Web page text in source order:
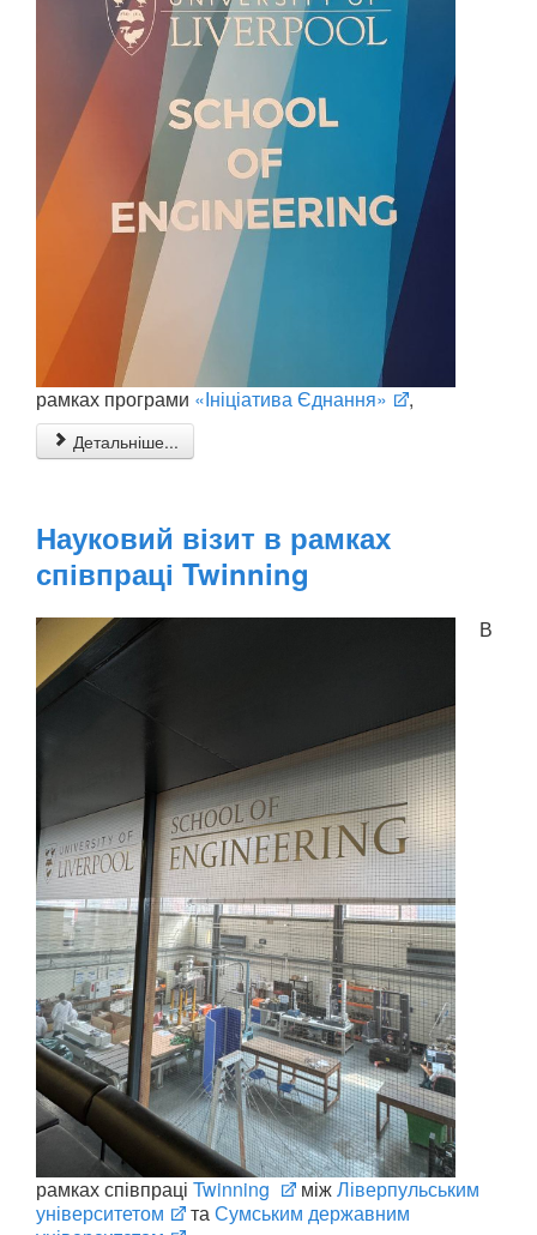
рамках програми «Ініціатива Єднання» ,
Детальніше...
Науковий візит в рамках
співпраці Twinning
В
рамках співпраці Twinning міжЛіверпульським
університетом
таСумським державним